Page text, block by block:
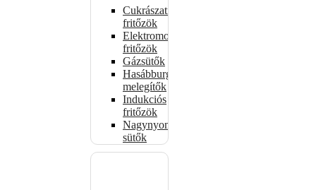
Cukrászati
fritőzök
Elektromos
fritőzök
Gázsütők
Hasábburgonya
melegítők
Indukciós
fritőzök
Nagynyomású
sütők